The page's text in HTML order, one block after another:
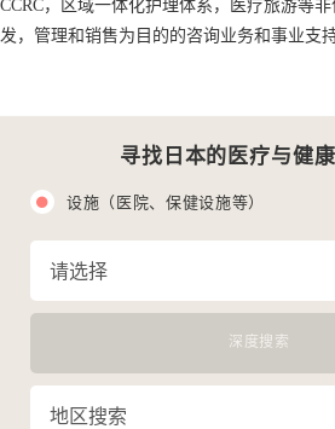
CCRC，区域一体化护理体系，医疗旅游等
发，管理和销售为目的的咨询业务和事业支持
寻找日本的医疗与健
设施（医院、保健设施等）
深度搜索